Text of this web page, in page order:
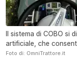
Il sistema di COBO si
artificiale, che
Foto di: OmniTrattore.it